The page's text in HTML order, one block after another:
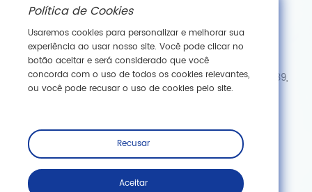
Serviços e sugestões
Direct/Whatsapp/Wechat: 0086-
15307143249
Hub de Inovação em Biologia Sintética de Wuhan, N.º 89,
Rua Gaokeyuan 3.ª, Zona de Desenvolvimento de Nova
Inscreva -se
Política de Cookies
Usaremos cookies para personalizar e melhorar sua
experiência ao usar nosso site. Você pode clicar no
botão aceitar e será considerado que você
concorda com o uso de todos os cookies relevantes,
ou você pode recusar o uso de cookies pelo site.
Recusar
Aceitar